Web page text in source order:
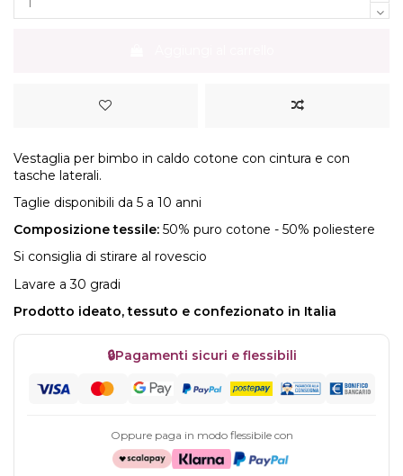
Vestaglia per bimbo in caldo cotone con cintura e con
tasche laterali.
Taglie disponibili da 5 a 10 anni
Composizione tessile: 50% puro cotone - 50% poliestere
Si consiglia di stirare al rovescio
Lavare a 30 gradi
Prodotto ideato, tessuto e confezionato in Italia
🔒Pagamenti sicuri e flessibili
Oppure paga in modo flessibile con